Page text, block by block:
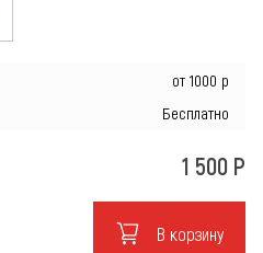
от 1000 р
Бесплатно
1 500 Р
В корзину